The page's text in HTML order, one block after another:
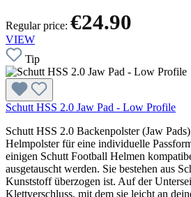
Regular price: €24.90
VIEW
Tip
Schutt HSS 2.0 Jaw Pad - Low Profile
Schutt HSS 2.0 Backenpolster (Jaw
Helmpolster für eine individuelle
einigen Schutt Football Helmen
ausgetauscht werden. Sie bestehen aus
Kunststoff überzogen ist. Auf der
Klettverschluss, mit dem sie leicht an